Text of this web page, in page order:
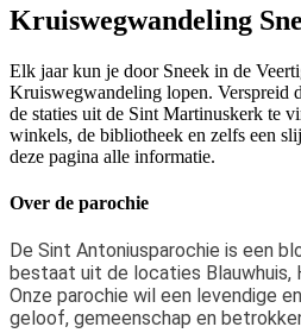
Kruiswegwandeling
Elk jaar kun je door Sneek in de
Kruiswegwandeling lopen. Verspreid
de staties uit de Sint Martinuskerk te
winkels, de bibliotheek en zelfs een
deze pagina alle informatie.
Over de parochie
De Sint Antoniusparochie is een
bestaat uit de locaties Blauwhuis,
Onze parochie wil een levendige
geloof, gemeenschap en